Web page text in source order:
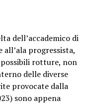
dell’accademico di
all’ala progressista,
rotture, non
delle diverse
provocate dalla
sono appena